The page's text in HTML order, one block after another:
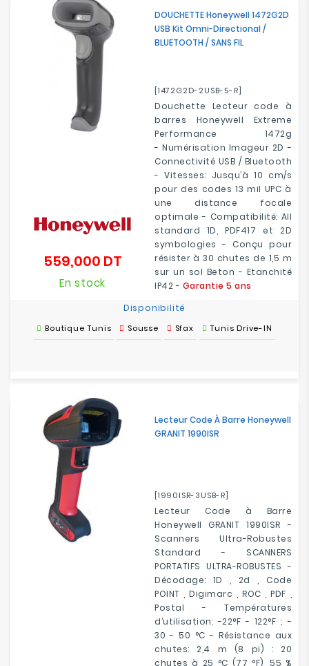
DOUCHETTE Honeywell 1472G2D
USB Kit Omni-Directional /
BLUETOOTH / SANS FIL
[1472G2D-2USB-5-R]
Douchette Lecteur code à
barres Honeywell Extreme
Performance 1472g
- Numérisation Imageur 2D -
Connectivité USB / Bluetooth
- Vitesses: Jusqu’à 10 cm/s
pour des codes 13 mil UPC à
une distance focale
optimale - Compatibilité: All
standard 1D, PDF417 et 2D
symbologies - Conçu pour
résister à 30 chutes de 1,5 m
sur un sol Beton - Etanchité
IP42 - Garantie 5 ans
559,000 DTPrix
En stock
Disponibilité
Boutique Tunis Sousse Sfax Tunis Drive-IN
Lecteur Code À Barre Honeywell
GRANIT 1990ISR
[1990ISR-3USB-R]
Lecteur Code à Barre
Honeywell GRANIT 1990ISR -
Scanners Ultra-Robustes
Standard - SCANNERS
PORTATIFS ULTRA-ROBUSTES -
Décodage: 1D , 2d , Code
POINT , Digimarc , ROC , PDF ,
Postal - Températures
d’utilisation: -22°F - 122°F ; -
30 - 50 °C - Résistance aux
chutes: 2,4 m (8 pi) : 20
chutes à 25 °C (77 °F), 55 %